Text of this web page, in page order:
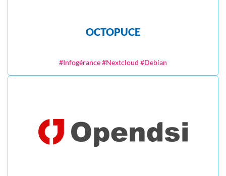
OCTOPUCE
#Infogérance #Nextcloud #Debian